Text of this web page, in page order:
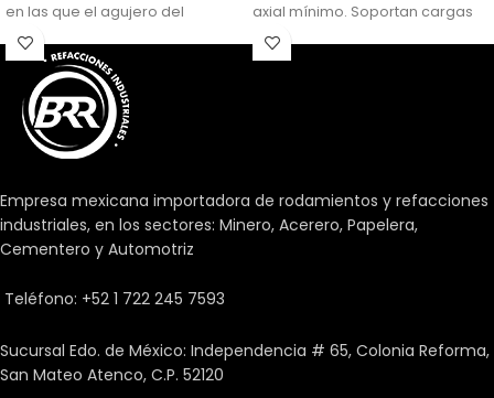
en las que el agujero del
soporte no se puede usar como
camino de rodadura de una
corona de agujas, pero se
requiere una disposición de
rodamientos muy compacta y
económica.
axial mínimo. Soportan cargas
axiales elevadas. El rodamiento
de agujas es un rodamiento de
útil del rodamiento. Los
rodamientos facilitan el
aspectos como las cargas, su
precisión, los elementos
Empresa mexicana importadora de rodamientos y refacciones
industriales, en los sectores: Minero, Acerero, Papelera,
Cementero y Automotriz
Teléfono: +52 1 722 245 7593
Sucursal Edo. de México: Independencia # 65, Colonia Reforma,
San Mateo Atenco, C.P. 52120